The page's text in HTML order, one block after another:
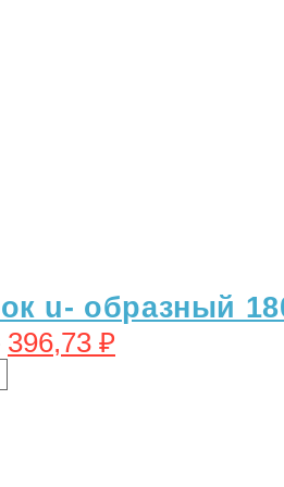
u- образный
396,73 ₽